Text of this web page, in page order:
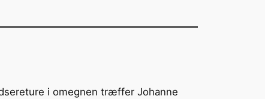
i omegnen træffer Johanne